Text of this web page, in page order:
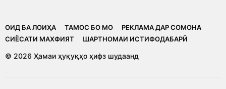
ОИД БА ЛОИҲА ТАМОС БО МО
РЕКЛАМА ДАР СОМОНА
CИЁСАТИ МАХФИЯТ
ШАРТНОМАИ ИСТИФОДАБАРӢ
© 2026 Ҳамаи ҳуқуқҳо ҳифз шудаанд